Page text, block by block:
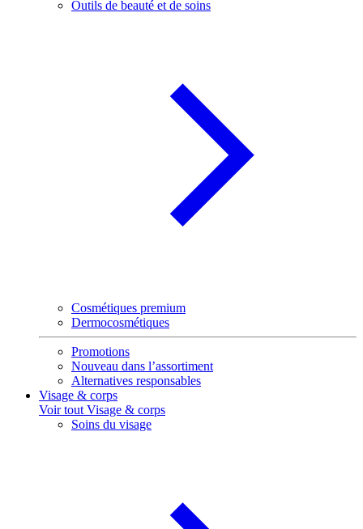
Outils de beauté et de soins
Cosmétiques premium
Dermocosmétiques
Promotions
Nouveau dans l’assortiment
Alternatives responsables
Visage & corps
Voir tout Visage & corps
Soins du visage